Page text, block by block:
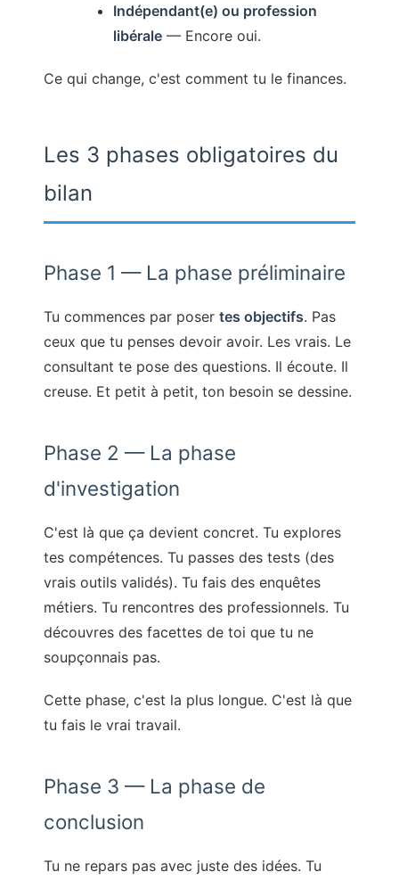
Indépendant(e) ou profession
libérale— Encore oui.
Ce qui change, c'est comment tu le finances.
Les 3 phases obligatoires du
bilan
Phase 1 — La phase préliminaire
Tu commences par poser tes objectifs. Pas
ceux que tu penses devoir avoir. Les vrais. Le
consultant te pose des questions. Il écoute. Il
creuse. Et petit à petit, ton besoin se dessine.
Phase 2 — La phase
d'investigation
C'est là que ça devient concret. Tu explores
tes compétences. Tu passes des tests (des
vrais outils validés). Tu fais des enquêtes
métiers. Tu rencontres des professionnels. Tu
découvres des facettes de toi que tu ne
soupçonnais pas.
Cette phase, c'est la plus longue. C'est là que
tu fais le vrai travail.
Phase 3 — La phase de
conclusion
Tu ne repars pas avec juste des idées. Tu